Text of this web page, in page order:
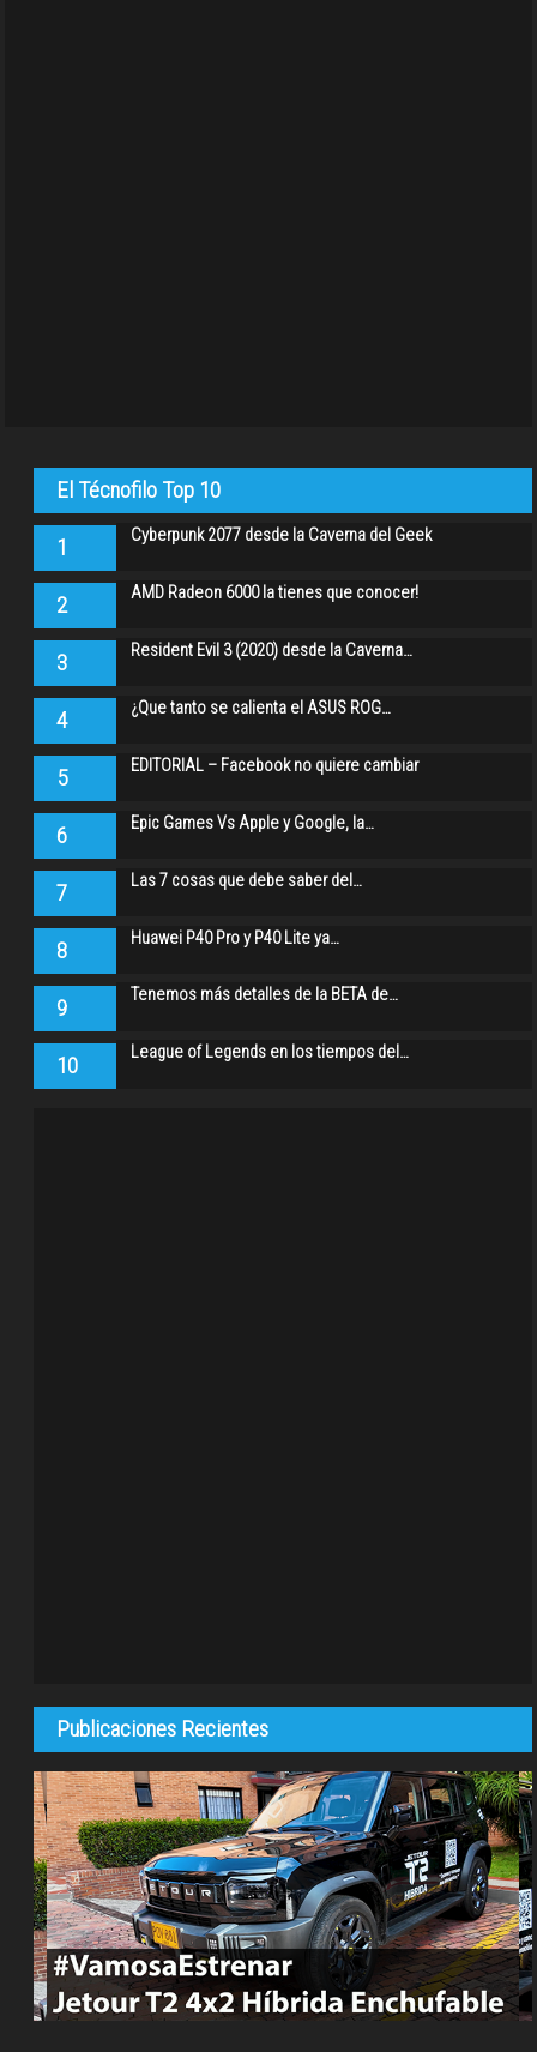
El Técnofilo Top 10
1 Cyberpunk 2077 desde la Caverna del Geek
2 AMD Radeon 6000 la tienes que conocer!
3 Resident Evil 3 (2020) desde la Caverna…
4 ¿Que tanto se calienta el ASUS ROG…
5 EDITORIAL – Facebook no quiere cambiar
6 Epic Games Vs Apple y Google, la…
7 Las 7 cosas que debe saber del…
8 Huawei P40 Pro y P40 Lite ya…
9 Tenemos más detalles de la BETA de…
10 League of Legends en los tiempos del…
Publicaciones Recientes